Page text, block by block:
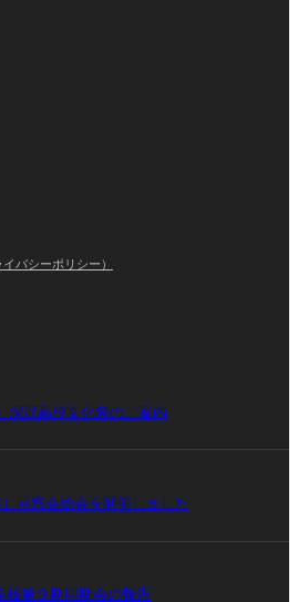
バシーポリシー）
深沢高校文化祭のご案内
同窓会総会を開催しました
校第９期同期会の報告